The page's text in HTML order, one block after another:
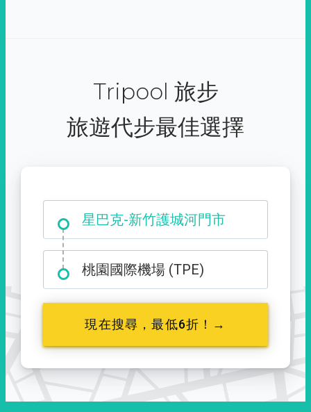
Tripool 旅步
旅遊代步最佳選擇
大霸尖山登山口
桃園國際機場 (TPE)
現在搜尋，最低6折！→